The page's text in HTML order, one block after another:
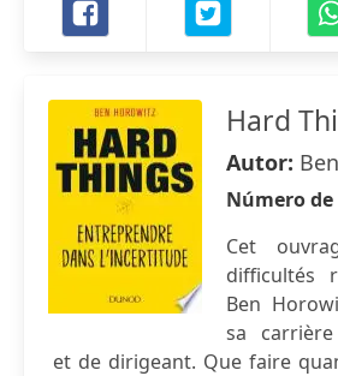
Hard
Autor:
Número
Cet
difficultés
Ben
sa carrière
et de dirigeant. Que faire